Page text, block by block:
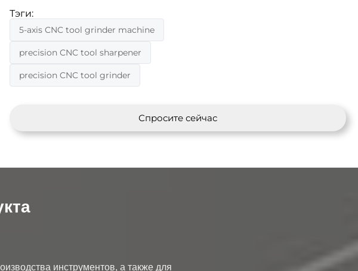
Тэги:
5-axis CNC tool grinder machine
precision CNC tool sharpener
precision CNC tool grinder
Спросите сейчас